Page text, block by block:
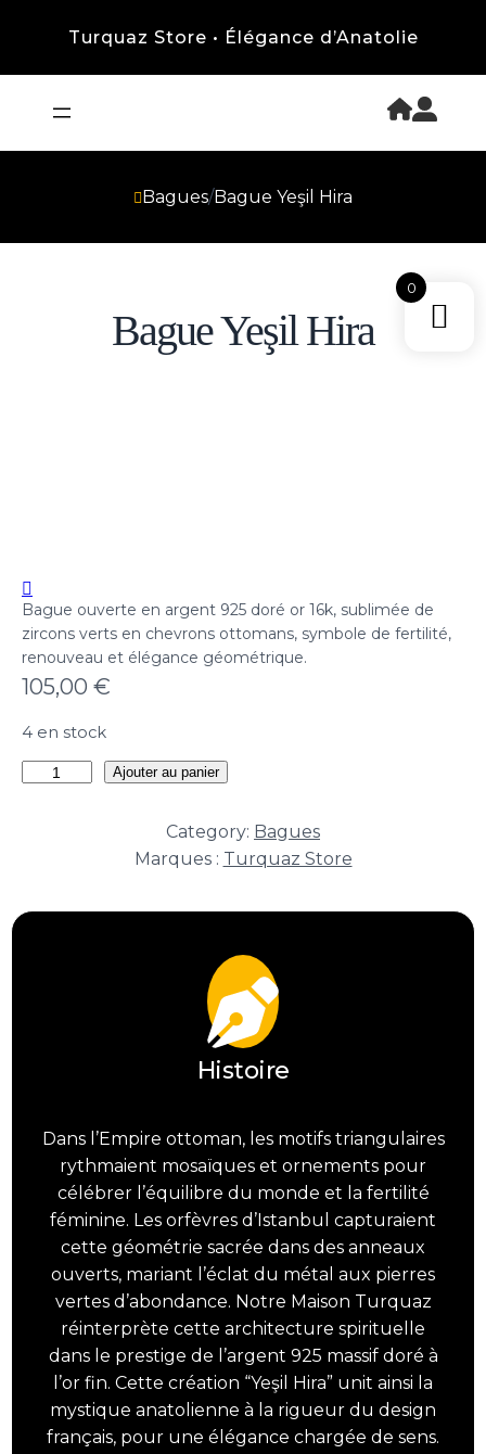
Turquaz Store • Élégance d’Anatolie
Bagues/Bague Yeşil Hira
Bague Yeşil Hira
Bague ouverte en argent 925 doré or 16k, sublimée de
zircons verts en chevrons ottomans, symbole de fertilité,
renouveau et élégance géométrique.
105,00 €
4 en stock
quantité
Ajouter au panier
Category: Bagues
Marques : Turquaz Store
Histoire
Dans l’Empire ottoman, les motifs triangulaires
rythmaient mosaïques et ornements pour
célébrer l’équilibre du monde et la fertilité
féminine. Les orfèvres d’Istanbul capturaient
cette géométrie sacrée dans des anneaux
ouverts, mariant l’éclat du métal aux pierres
vertes d’abondance. Notre Maison Turquaz
réinterprète cette architecture spirituelle
dans le prestige de l’argent 925 massif doré à
l’or fin. Cette création “Yeşil Hira” unit ainsi la
mystique anatolienne à la rigueur du design
français, pour une élégance chargée de sens.
0